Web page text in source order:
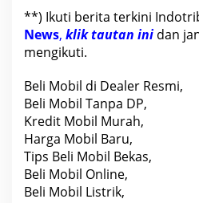
**) Ikuti berita terkini
News, klik tautan ini dan
mengikuti.
Beli Mobil di Dealer Resmi,
Beli Mobil Tanpa DP,
Kredit Mobil Murah,
Harga Mobil Baru,
Tips Beli Mobil Bekas,
Beli Mobil Online,
Beli Mobil Listrik,